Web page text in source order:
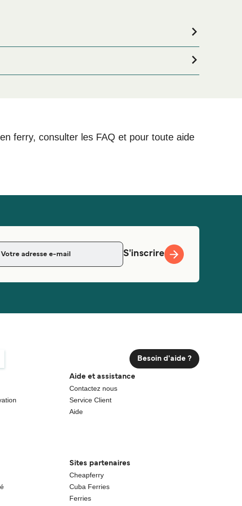
ferry, consulter les FAQ et pour toute aide
S'inscrire
Besoin d'aide ?
Aide et assistance
Contactez nous
Service Client
Aide
Sites partenaires
Cheapferry
Cuba Ferries
Ferries